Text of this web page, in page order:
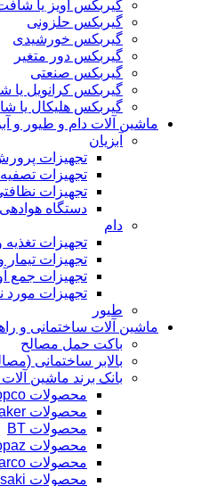
گیربکس آویز یا
گیربکس حلزونی
گیربکس خورشیدی
گیربکس دور متغیر
گیربکس صنعتی
گیربکس کرانویل یا
گیربکس هلیکال یا
ماشین آلات دام و طیور و
آبزیان
تجهیزات
تجهیزات
تجهیزات
دستگاه
دام
تجهیزات
تجهیزات
تجهیزات جمع
تجهیزات مورد
طیور
ماشین آلات ساختمانی و
باکت حمل مصالح
بالابر ساختمانی
بانک برند ماشین
محصولات Atlas Copco
محصولات Breaker
محصولات BT
محصولات Copaz
محصولات Enarco
محصولات Hisaki